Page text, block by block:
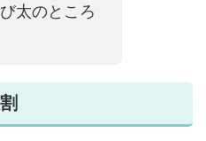
太のところ